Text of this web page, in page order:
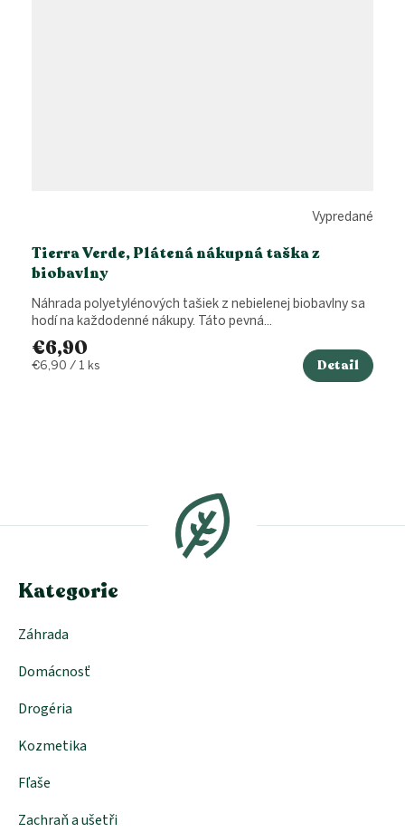
Tierra Verde, Plátená nákupná taška z
biobavlny
Vypredané
€6,90
Jednotková
€6,90 / 1 ks Detail
Náhrada polyetylénových tašiek z nebielenej biobavlny sa
hodí na každodenné nákupy. Táto pevná...
ä
Kategorie
Záhrada
Domácnosť
Drogéria
Kozmetika
Fľaše
Zachraň a ušetři